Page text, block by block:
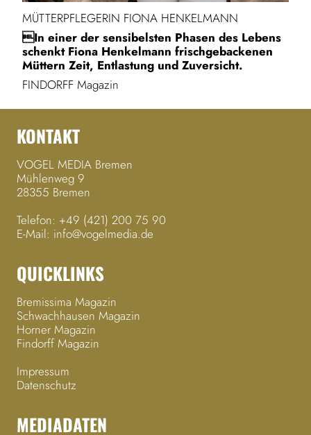
MÜTTERPFLEGERIN FIONA HENKELMANN
In einer der sensibelsten Phasen des Lebens
schenkt Fiona Henkelmann frischgebackenen
Müttern Zeit, Entlastung und Zuversicht.
FINDORFF Magazin
KONTAKT
VOGEL MEDIA Bremen
Mühlenweg 9
28355 Bremen
Telefon: +49 (421) 200 75 90
E-Mail: info@vogelmedia.de
QUICKLINKS
Bremissima Magazin
Schwachhausen Magazin
Horner Magazin
Findorff Magazin
Impressum
Datenschutz
MEDIADATEN